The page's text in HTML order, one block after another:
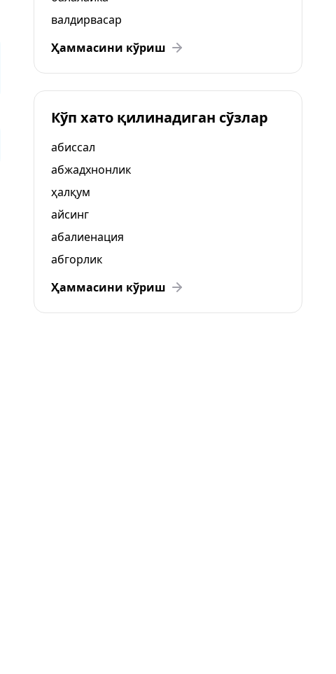
валдирвасар
Ҳаммасини кўриш
Кўп хато қилинадиган сўзлар
абиссал
абжадхнонлик
ҳалқум
айсинг
абалиенация
абгорлик
Ҳаммасини кўриш